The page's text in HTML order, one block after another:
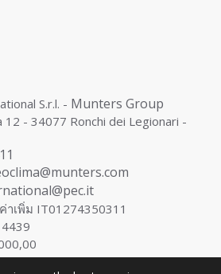
S.r.l. - Munters Group
12 - 34077 Ronchi dei Legionari -
เพิ่ม IT01274350311